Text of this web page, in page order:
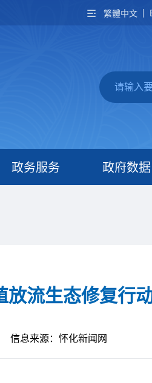
繁體中文
政务服务 政府数据
放流生态修复行
信息来源：怀化新闻网